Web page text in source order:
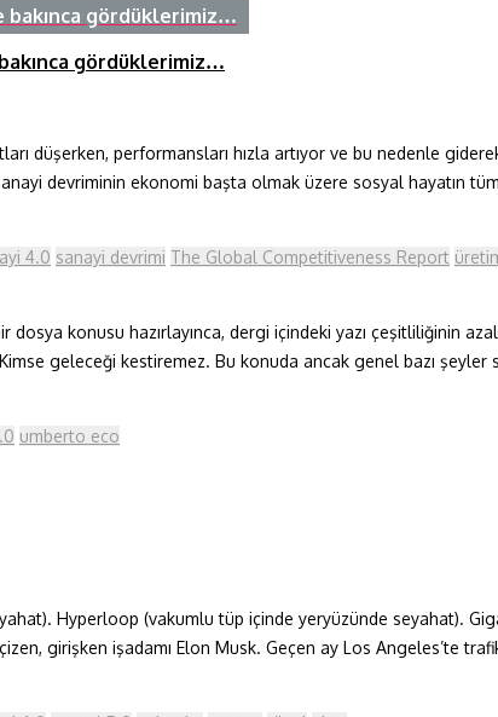
bakınca gördüklerimiz…
gördüklerimiz…
düşerken, performansları hızla artıyor ve bu nedenle
devriminin ekonomi başta olmak üzere sosyal hayatın
4.0 sanayi devrimi The Global Competitiveness Report
dosya konusu hazırlayınca, dergi içindeki yazı çeşitliliğinin
geleceği kestiremez. Bu konuda ancak genel bazı
umberto eco
Hyperloop (vakumlu tüp içinde yeryüzünde seyahat).
girişken işadamı Elon Musk. Geçen ay Los Angeles’te